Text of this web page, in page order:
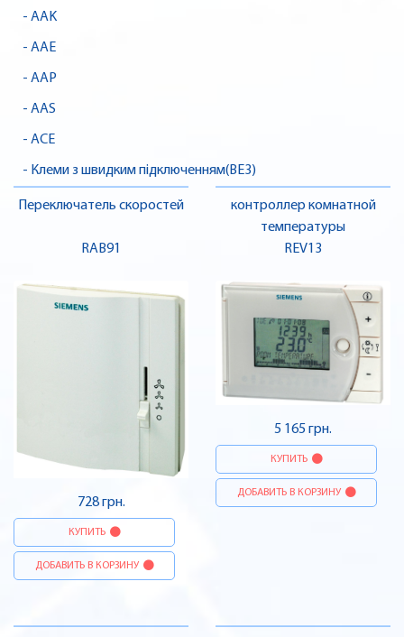
- AAK
- AAE
- AAP
- AAS
- ACE
- Клеми з швидким підключенням(BE3)
Переключатель скоростей
RAB91
728 грн.
КУПИТЬ
ДОБАВИТЬ В КОРЗИНУ
контроллер комнатной
температуры
REV13
5 165 грн.
КУПИТЬ
ДОБАВИТЬ В КОРЗИНУ